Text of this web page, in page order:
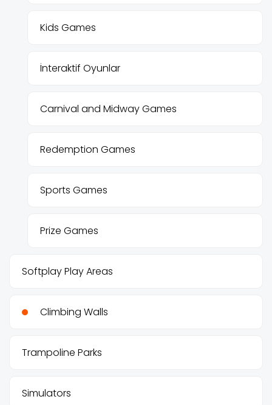
Kids Games
İnteraktif Oyunlar
Carnival and Midway Games
Redemption Games
Sports Games
Prize Games
Softplay Play Areas
Climbing Walls
Trampoline Parks
Simulators